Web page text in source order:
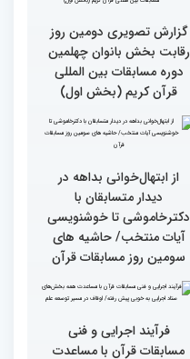
گزارش تصویری نشست
صمیمی رئیس سازمان اوقاف
و امور خیریه با هیأت داوران
خواهران و برادران،
متسابقین چهلمین دوره
مسابقات بین المللی قرآن
گزارش تصویری دومین روز
رقابت بخش بانوان چهلمین
دوره مسابقات بین المللی
قرآن کریم (بخش اول)